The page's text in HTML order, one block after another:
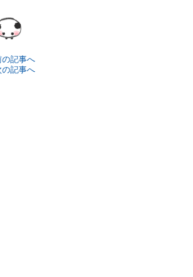
の記事へ
の記事へ